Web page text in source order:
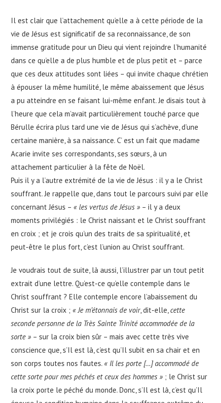
Il est clair que l’attachement qu’elle a à cette période de la
vie de Jésus est significatif de sa reconnaissance, de son
immense gratitude pour un Dieu qui vient rejoindre l’humanité
dans ce qu’elle a de plus humble et de plus petit et – parce
que ces deux attitudes sont liées – qui invite chaque chrétien
à épouser la même humilité, le même abaissement que Jésus
a pu atteindre en se faisant lui-même enfant. Je disais tout à
l’heure que cela m’avait particulièrement touché parce que
Bérulle écrira plus tard une vie de Jésus qui s’achève, d’une
certaine manière, à sa naissance. C’ est un fait que madame
Acarie invite ses correspondants, ses sœurs, à un
attachement particulier à la fête de Noël.
Puis il y a l’autre extrémité de la vie de Jésus : il y a le Christ
souffrant. Je rappelle que, dans tout le parcours suivi par elle
concernant Jésus –« les vertus de Jésus » – il y a deux
moments privilégiés : le Christ naissant et le Christ souffrant
en croix ; et je crois qu’un des traits de sa spiritualité, et
peut-être le plus fort, c’est l’union au Christ souffrant.
Je voudrais tout de suite, là aussi, l’illustrer par un tout petit
extrait d’une lettre. Qu’est-ce qu’elle contemple dans le
Christ souffrant ? Elle contemple encore l’abaissement du
Christ sur la croix ;« Je m’étonnais de voir, dit-elle,cette
seconde personne de la Très Sainte Trinité accommodée de la
sorte » – sur la croix bien sûr – mais avec cette très vive
conscience que, s’Il est là, c’est qu’Il subit en sa chair et en
son corps toutes nos fautes.« Il les porte […] accommodé de
cette sorte pour mes péchés et ceux des hommes » ; le Christ sur
la croix porte le péché du monde. Donc, s’Il est là, c’est qu’Il